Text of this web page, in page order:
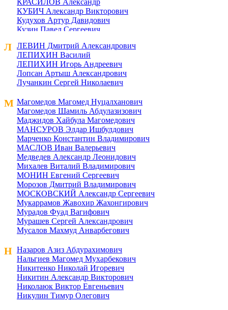
КРАСИЛОВ Александр
КУБИЧ Александр Викторович
Кудухов Артур Давидович
Кузин Павел Сергеевич
КУЗНЕЦОВ Виталий Валерьевич
Курбонов Исмат Хабабуллоевич
Л ЛЕВИН Дмитрий Александрович
ЛЕПИХИН Василий
ЛЕПИХИН Игорь Андреевич
Лопсан Артыш Александрович
Лучанкин Сергей Николаевич
М Магомедов Магомед Нуцалханович
Магомедов Шамиль Абдулазизович
Маджидов Хайбула Магомедович
МАНСУРОВ Элдар Ишбулдович
Марченко Константин Владимирович
МАСЛОВ Иван Валерьевич
Медведев Александр Леонидович
Михалев Виталий Владимирович
МОНИН Евгений Сергеевич
Морозов Дмитрий Владимирович
МОСКОВСКИЙ Александр Сергеевич
Мукаррамов Жавохир Жахонгирович
Мурадов Фуад Вагифович
Мурашев Сергей Александрович
Мусалов Махмуд Анварбегович
Н Назаров Азиз Абдурахимович
Нальгиев Магомед Мухарбекович
Никитенко Николай Игоревич
Никитин Александр Викторович
Николаюк Виктор Евгеньевич
Никулин Тимур Олегович